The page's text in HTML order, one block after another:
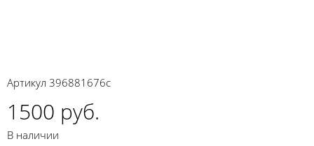
Артикул 396881676c
1500 руб.
В наличии